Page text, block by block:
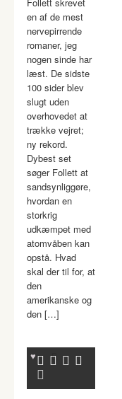
en af de mest
nervepirrende
romaner, jeg
nogen sinde har
læst. De sidste
100 sider blev
slugt uden
overhovedet at
trække vejret;
ny rekord.
Dybest set
søger Follett at
sandsynliggøre,
hvordan en
storkrig
udkæmpet med
atomvåben kan
opstå. Hvad
skal der til for, at
den
amerikanske og
den […]